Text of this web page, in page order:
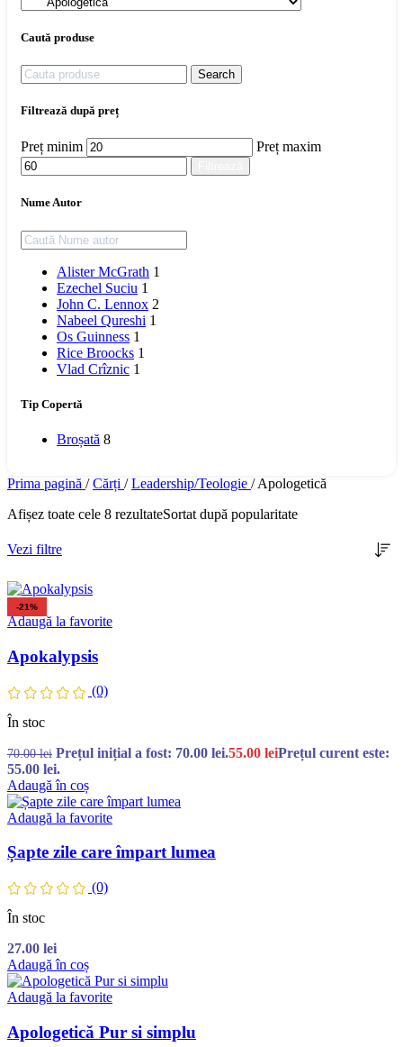
Caută produse
Search
Filtrează după preț
Preț minim Preț maxim
Nume Autor
Alister McGrath 1
Ezechel Suciu 1
John C. Lennox 2
Nabeel Qureshi 1
Os Guinness 1
Rice Broocks 1
Vlad Crîznic 1
Tip Copertă
Broșată 8
Prima pagină / Cărți / Leadership/Teologie / Apologetică
Afișez toate cele 8 rezultateSortat după popularitate
Vezi filtre
-21%
Adaugă la favorite
Apokalypsis
(0)
În stoc
70.00lei Prețul inițial a fost: 70.00 lei.55.00 leiPrețul curent este:
55.00 lei.
Adaugă în coș
Adaugă la favorite
Șapte zile care împart lumea
(0)
În stoc
27.00 lei
Adaugă în coș
Adaugă la favorite
Apologetică Pur si simplu